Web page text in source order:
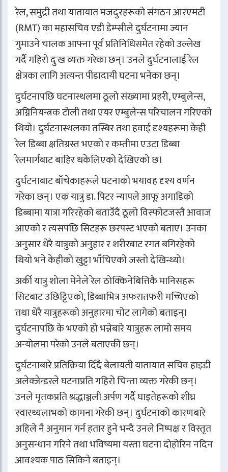
रेल, समुद्री तथा यातायात मजदुरहरूको संगठन आरएमटी
(RMT) का महासचिव एडी डेम्प्सीले दुर्घटनामा ज्यान
गुमाउने चालक आफ्ना पूर्व प्रतिनिधिसमेत रहेको उल्लेख
गर्दै गहिरो दुःख व्यक्त गरेका छन्। उनले दुर्घटनालाई रेल
क्षेत्रका लागि अत्यन्त पीडादायी घटना भनेका छन्।
दुर्घटनापछि घटनास्थलमा ठूलो संख्यामा प्रहरी, एम्बुलेन्स,
अग्निनियन्त्रक टोली तथा एयर एम्बुलेन्स परिचालन गरिएको
थियो। दुर्घटनास्थलका तस्बिर तथा हवाई दृश्यहरूमा केही
रेल डिब्बा क्षतिग्रस्त भएको र कम्तीमा एउटा डिब्बा
रेलमार्गबाट बाहिर धकेलिएको देखिएको छ।
दुर्घटनाबाट बाँचेकाहरूले घटनाको भयावह दृश्य वर्णन
गरेका छन्। एक यात्रु डा. पिटर न्यापले आफू अगाडिको
डिब्बामा यात्रा गरिरहेको बताउँदै ठूलो विस्फोटजस्तै आवाज
आएको र त्यसपछि सिटहरू छरपस्ट भएको बताए। उनका
अनुसार धेरै यात्रुको अनुहार र शरीरबाट रगत बगिरहेको
थियो भने केहीको खुट्टा भाँचिएको जस्तो देखिन्थ्यो।
अर्की यात्रु शोला मेनेले रेल ठोक्किनेबित्तिकै मानिसहरू
सिटबाट उछिट्टिएको, डिब्बाभित्र अफरातफरी मच्चिएको
तथा धेरै यात्रुहरूको अनुहारमा चोट लागेको बताइन्।
दुर्घटनापछि के भएको हो भन्नेबारे यात्रुहरू लामो समय
अन्योलमा परेको उनले बताएकी छन्।
दुर्घटनाबारे प्रतिक्रिया दिँदै बेलायती यातायात सचिव हाइडी
अलेक्जेन्डरले घटनाप्रति गहिरो चिन्ता व्यक्त गरेकी छन्।
उनले मृतकप्रति श्रद्धाञ्जली अर्पण गर्दै घाइतेहरूको शीघ्र
स्वास्थ्यलाभको कामना गरेकी छन्। दुर्घटनाको कारणबारे
अहिले नै अनुमान गर्न हतार हुने भन्दै उनले निष्पक्ष र विस्तृत
अनुसन्धान गरिने तथा भविष्यमा यस्ता घटना दोहोरिन नदिन
आवश्यक पाठ सिकिने बताइन्।